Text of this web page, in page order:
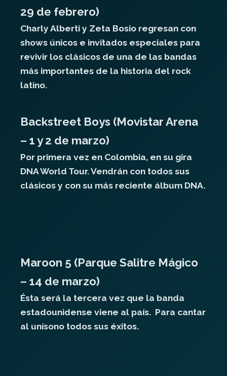
29 de febrero)
Charly Alberti y Zeta Bosio regresan con
shows únicos e invitados especiales para
revivir los clásicos de una de las bandas
más importantes de la historia del rock
latino.
Backstreet Boys (Movistar Arena
– 1 y 2 de marzo)
Por primera vez en Colombia, en su gira
DNA World Tour. Vendrán con todos sus
clásicos y con su más reciente álbum DNA.
Maroon 5 (Parque Salitre Mágico
– 14 de marzo)
Ésta será la tercera vez que la banda
estadounidense viene al país. Para cantar
al unísono todos sus éxitos.